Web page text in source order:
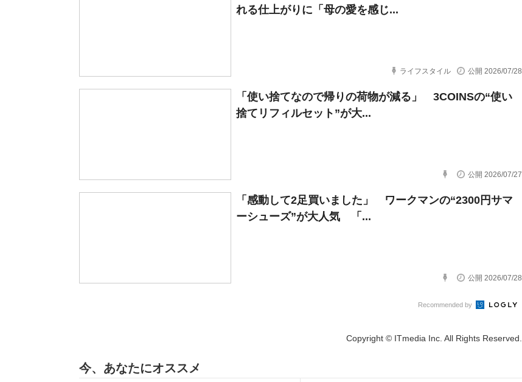
れる仕上がりに「母の愛を感じ...
ライフスタイル 公開 2026/07/28
「使い捨てなので帰りの荷物が減る」 3COINSの“使い
捨てリフィルセット”が大...
公開 2026/07/27
「感動して2足買いました」 ワークマンの“2300円サマ
ーシューズ”が大人気 「...
公開 2026/07/28
Recommended by
Copyright © ITmedia Inc. All Rights Reserved.
今、あなたにオススメ